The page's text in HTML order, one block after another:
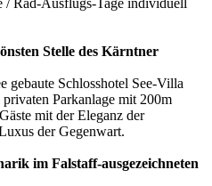
Stelle des Kärntner
gebaute Schlosshotel See-Villa
Parkanlage mit 200m
mit der Eleganz der
der Gegenwart.
im Falstaff-ausgezeichneten